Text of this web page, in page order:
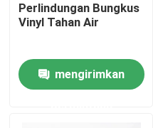
Perlindungan Bungkus
Vinyl Tahan Air
mengirimkan